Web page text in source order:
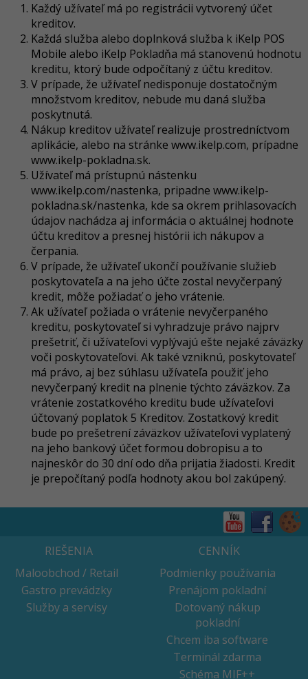
Každý užívateľ má po registrácii vytvorený účet
kreditov.
Každá služba alebo doplnková služba k iKelp POS
Mobile alebo iKelp Pokladňa má stanovenú hodnotu
kreditu, ktorý bude odpočítaný z účtu kreditov.
V prípade, že užívateľ nedisponuje dostatočným
množstvom kreditov, nebude mu daná služba
poskytnutá.
Nákup kreditov užívateľ realizuje prostredníctvom
aplikácie, alebo na stránke www.ikelp.com, prípadne
www.ikelp-pokladna.sk.
Užívateľ má prístupnú nástenku
www.ikelp.com/nastenka, pripadne www.ikelp-
pokladna.sk/nastenka, kde sa okrem prihlasovacích
údajov nachádza aj informácia o aktuálnej hodnote
účtu kreditov a presnej histórii ich nákupov a
čerpania.
V prípade, že užívateľ ukončí používanie služieb
poskytovateľa a na jeho účte zostal nevyčerpaný
kredit, môže požiadať o jeho vrátenie.
Ak užívateľ požiada o vrátenie nevyčerpaného
kreditu, poskytovateľ si vyhradzuje právo najprv
prešetriť, či užívateľovi vyplývajú ešte nejaké záväzky
voči poskytovateľovi. Ak také vzniknú, poskytovateľ
má právo, aj bez súhlasu užívateľa použiť jeho
nevyčerpaný kredit na plnenie týchto záväzkov. Za
vrátenie zostatkového kreditu bude užívateľovi
účtovaný poplatok 5 Kreditov. Zostatkový kredit
bude po prešetrení záväzkov užívateľovi vyplatený
na jeho bankový účet formou dobropisu a to
najneskôr do 30 dní odo dňa prijatia žiadosti. Kredit
je prepočítaný podľa hodnoty akou bol zakúpený.
RIEŠENIA
Maloobchod / Retail
Gastro prevádzky
Služby a servisy
CENNÍK
Podmienky používania
Prenájom pokladní
Dotovaný nákup
pokladní
Chcem iba software
Terminál zdarma
Schéma MIF++